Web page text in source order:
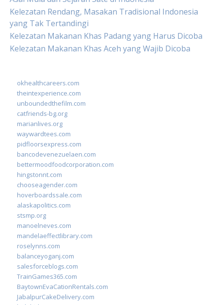
Kelezatan Rendang, Masakan Tradisional Indonesia
yang Tak Tertandingi
Kelezatan Makanan Khas Padang yang Harus Dicoba
Kelezatan Makanan Khas Aceh yang Wajib Dicoba
okhealthcareers.com
theintexperience.com
unboundedthefilm.com
catfriends-bg.org
marianlives.org
waywardtees.com
pidfloorsexpress.com
bancodevenezuelaen.com
bettermoodfoodcorporation.com
hingstonnt.com
chooseagender.com
hoverboardssale.com
alaskapolitics.com
stsmp.org
manoelneves.com
mandelaeffectlibrary.com
roselynns.com
balanceyoganj.com
salesforceblogs.com
TrainGames365.com
BaytownEvaCationRentals.com
JabalpurCakeDelivery.com